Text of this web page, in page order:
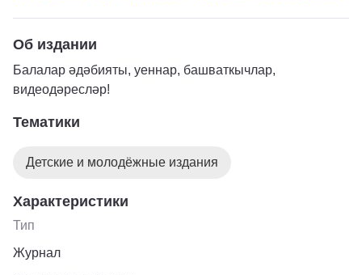
Об издании
Балалар әдәбияты, уеннар, башваткычлар,
видеодәресләр!
Тематики
Детские и молодёжные издания
Характеристики
Тип
Журнал